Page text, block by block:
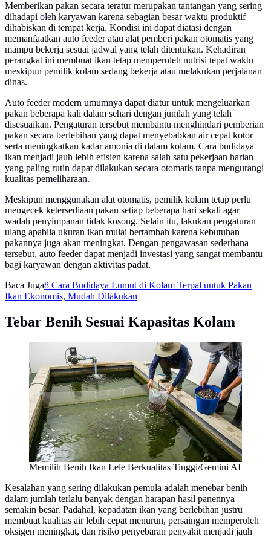
Memberikan pakan secara teratur merupakan tantangan yang sering
dihadapi oleh karyawan karena sebagian besar waktu produktif
dihabiskan di tempat kerja. Kondisi ini dapat diatasi dengan
memanfaatkan auto feeder atau alat pemberi pakan otomatis yang
mampu bekerja sesuai jadwal yang telah ditentukan. Kehadiran
perangkat ini membuat ikan tetap memperoleh nutrisi tepat waktu
meskipun pemilik kolam sedang bekerja atau melakukan perjalanan
dinas.
Auto feeder modern umumnya dapat diatur untuk mengeluarkan
pakan beberapa kali dalam sehari dengan jumlah yang telah
disesuaikan. Pengaturan tersebut membantu menghindari pemberian
pakan secara berlebihan yang dapat menyebabkan air cepat kotor
serta meningkatkan kadar amonia di dalam kolam. Cara budidaya
ikan menjadi jauh lebih efisien karena salah satu pekerjaan harian
yang paling rutin dapat dilakukan secara otomatis tanpa mengurangi
kualitas pemeliharaan.
Meskipun menggunakan alat otomatis, pemilik kolam tetap perlu
mengecek ketersediaan pakan setiap beberapa hari sekali agar
wadah penyimpanan tidak kosong. Selain itu, lakukan pengaturan
ulang apabila ukuran ikan mulai bertambah karena kebutuhan
pakannya juga akan meningkat. Dengan pengawasan sederhana
tersebut, auto feeder dapat menjadi investasi yang sangat membantu
bagi karyawan dengan aktivitas padat.
Baca Juga8 Cara Budidaya Lumut di Kolam Terpal untuk Pakan
Ikan Ekonomis, Mudah Dilakukan
Tebar Benih Sesuai Kapasitas Kolam
Memilih Benih Ikan Lele Berkualitas Tinggi/Gemini AI
Kesalahan yang sering dilakukan pemula adalah menebar benih
dalam jumlah terlalu banyak dengan harapan hasil panennya
semakin besar. Padahal, kepadatan ikan yang berlebihan justru
membuat kualitas air lebih cepat menurun, persaingan memperoleh
oksigen meningkat, dan risiko penyebaran penyakit menjadi jauh